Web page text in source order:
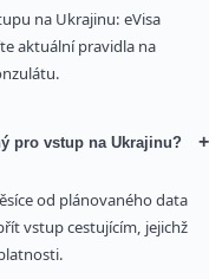
na Ukrajinu: eVisa
aktuální pravidla na
pro vstup na Ukrajinu? +
od plánovaného data
vstup cestujícím, jejichž